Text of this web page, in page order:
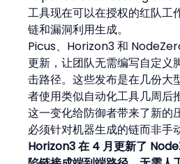
工具现在可以在授权的红队工
链和漏洞利用生成。
Picus、Horizon3 和
更新，让团队无需编写自定义
击路径。这些发布是在几份大
者使用类似自动化工具几周后
这一变化给防御者带来了新的
必须针对机器生成的链而非手
Horizon3 在 4 月更新了